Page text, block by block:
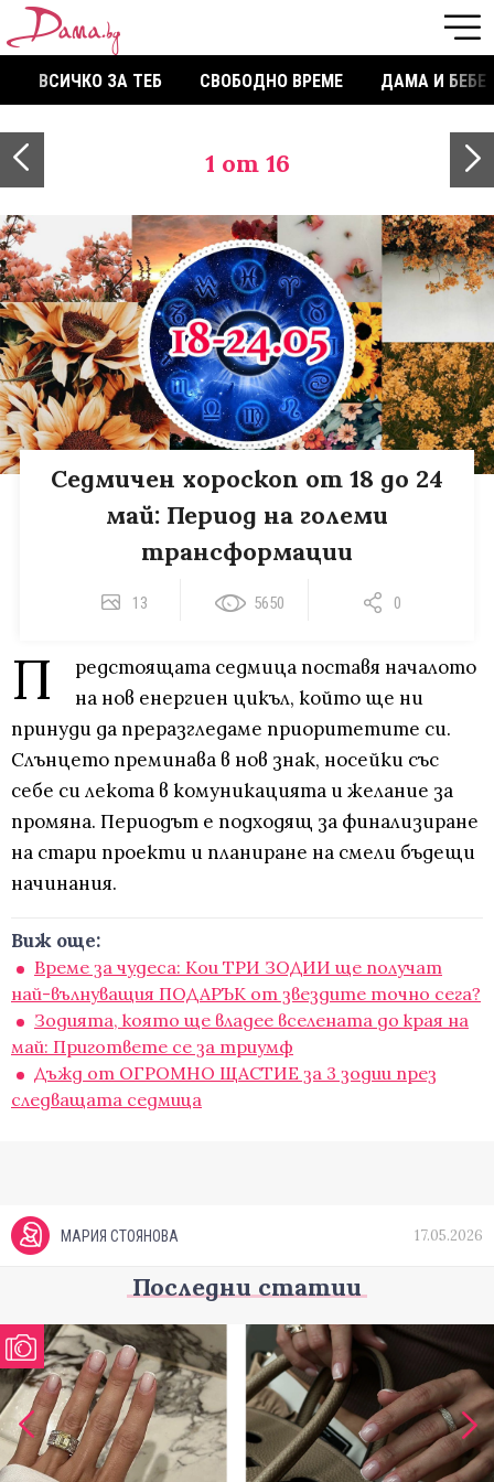
ВСИЧКО ЗА ТЕБ СВОБОДНО ВРЕМЕ ДАМА И БЕБЕ
1 от 16
Седмичен хороскоп от 18 до 24
май: Период на големи
трансформации
13 5650 0
П
редстоящата седмица поставя началото
на нов енергиен цикъл, който ще ни
принуди да преразгледаме приоритетите си.
Слънцето преминава в нов знак, носейки със
себе си лекота в комуникацията и желание за
промяна. Периодът е подходящ за финализиране
на стари проекти и планиране на смели бъдещи
начинания.
Виж още:
Време за чудеса: Кои ТРИ ЗОДИИ ще получат
най-вълнуващия ПОДАРЪК от звездите точно сега?
Зодията, която ще владее вселената до края на
май: Пригответе се за триумф
Дъжд от ОГРОМНО ЩАСТИЕ за 3 зодии през
следващата седмица
МАРИЯ СТОЯНОВА 17.05.2026
Последни статии